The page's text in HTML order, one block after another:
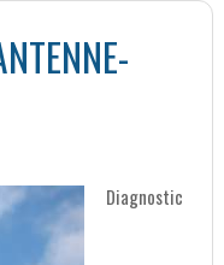
Diagnostic